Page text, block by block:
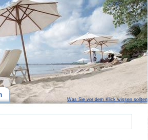
Was Sie vor dem Klick wissen sollten